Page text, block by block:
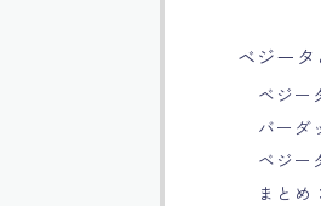
ベジー
ベジー
バーダ
ベジー
まと